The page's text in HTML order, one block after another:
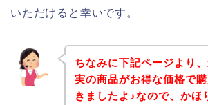
いただけると幸いです。
ちなみに下記ページより
実の商品がお得な価格で
きましたよ♪なので、かほ